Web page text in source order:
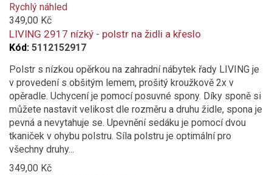
světle šedá
stříbrnošedá
petrolejová
Materiál potahu
100% bavlna
100% polyester
added
to
compare
Rychlý náhled
349,00 Kč
LIVING 2917 nízký - polstr na židli a křeslo
Kód: 5112152917
Polstr s nízkou opěrkou na zahradní nábytek řady LIVING je
v provedení s obšitým lemem, prošitý kroužkově 2x v
opěradle. Uchycení je pomocí posuvné spony. Díky sponě si
můžete nastavit velikost dle rozměru a druhu židle, spona je
pevná a nevytahuje se. Upevnění sedáku je pomocí dvou
tkaniček v ohybu polstru. Síla polstru je optimální pro
všechny druhy...
349,00 Kč